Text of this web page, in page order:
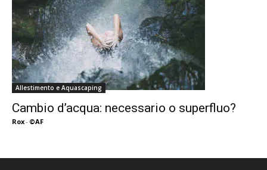
Allestimento e Aquascaping
Cambio d’acqua: necessario o superfluo?
Rox- ©AF